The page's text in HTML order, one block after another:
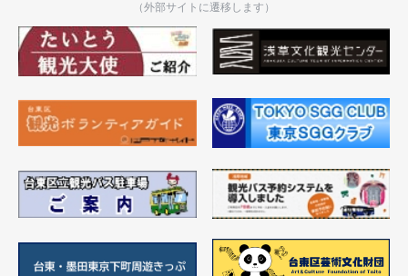
（外部サイトに遷移します）